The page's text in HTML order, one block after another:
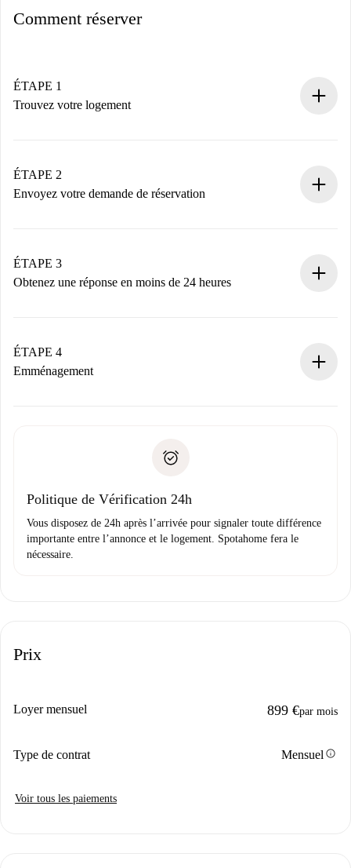
Comment réserver
ÉTAPE 1
Trouvez votre logement
Vous disposez à l’avance de toutes les informations
nécessaires.
ÉTAPE 2
Envoyez votre demande de réservation
Nous ne vous facturerons rien tant que le propriétaire
n’aura pas accepté.
ÉTAPE 3
Obtenez une réponse en moins de 24 heures
contact avec le propriétaire.
Si refusé : aucun prélèvement et nous vous proposerons
Justificatif de solvabilité
ÉTAPE 4
Emménagement
uniquement si aucun problème n'est signalé.
Politique de Vérification 24h
Vous disposez de 24h après l’arrivée pour signaler toute différence
importante entre l’annonce et le logement. Spotahome fera le
nécessaire.
Prix
Loyer mensuel 899 €par mois
Type de contrat Mensuel info
Voir tous les paiements